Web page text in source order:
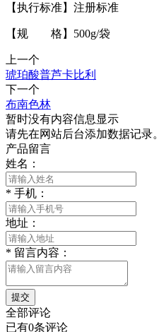
【执行标准】注册标准
【规 格】500g/袋
上一个
琥珀酸普芦卡比利
下一个
布南色林
暂时没有内容信息显示
请先在网站后台添加数据记录。
产品留言
姓名：
* 手机：
地址：
* 留言内容：
提交
全部评论
已有0条评论